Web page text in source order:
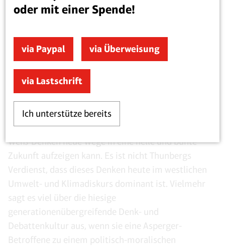
Diese Denkweise von Greta Thunberg zeigt sich bis
kritisieren – die Gedanken sind frei. Zudem ist ihr
Denken eindeutig mit ihrer Erkrankung in
Verbindung zu bringen. Dafür kann Greta Thunberg
nichts, und sie kann wohl auch nicht anders.
Allerdings muss eine Welt, die ja nicht nur
vielschichtig und bunt ist, sondern es auch bleiben
will, sich die Frage stellen, ob ausgerechnet Schwarz-
Weiß-Denken neue Wege in eine helle und bunte
Zukunft aufzeigen kann. Es ist nicht Thunbergs
Verdienst, dass dieses Denken heute im westlichen
Umwelt- und Klimadiskurs dominant ist. Vielmehr
sagt es viel über die hiesige
generationenübergreifende Denk- und
Debattenkultur aus, wenn sie eine Asperger-
Betroffene zu einem politisch-moralischen
oder mit einer Spende!
via Paypal via Überweisung
via Lastschrift
Ich unterstütze bereits